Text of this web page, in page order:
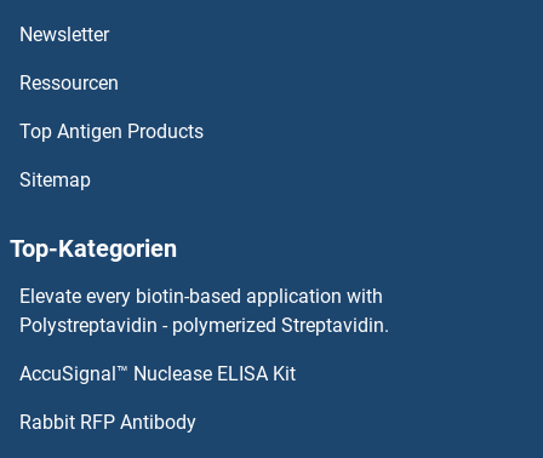
NXPH2 Antikörper
NXNL1 Antikörper
NXN Antikörper
NXF3 Antikörper
NXF2 Antikörper
NVL Antikörper
Newsletter
Ressourcen
Top Antigen Products
Sitemap
Top-Kategorien
Elevate every biotin-based application with
Polystreptavidin - polymerized Streptavidin.
AccuSignal™ Nuclease ELISA Kit
Rabbit RFP Antibody